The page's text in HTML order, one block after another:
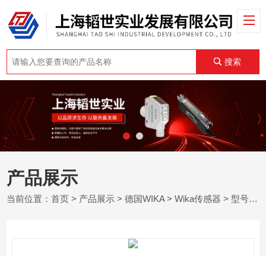
搜索
产品展示
当前位置：首页 > 产品展示 >德国WIKA>Wika传感器 > 型号 F2301, F23C1, F23S1德国WIKA威卡采用薄膜技术拉/压力传感器